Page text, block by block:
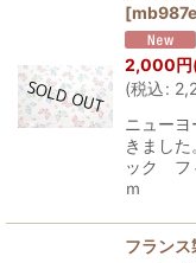
[mb987e
2,000円
(税込:
ニュー
きまし
ック フ
ｍ
フラン